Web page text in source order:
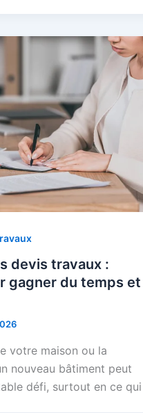
devis travaux :
gagner du temps et
votre maison ou la
nouveau bâtiment peut
défi, surtout en ce qui